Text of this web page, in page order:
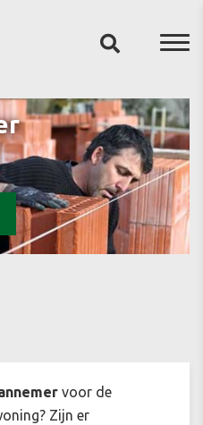
voor de
Zijn er